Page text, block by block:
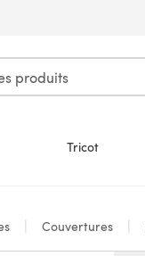
Tricot
Couvertures